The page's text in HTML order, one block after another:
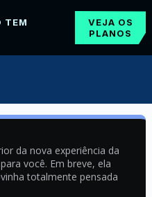
TEM
VEJA OS
PLANOS
da nova experiência da
você. Em breve, ela
totalmente pensada